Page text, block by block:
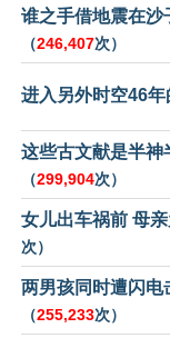
谁之手借地震在沙
（246,407次）
进入另外时空46
这些古文献是半神
（299,904次）
女儿出车祸前 母
次）
两男孩同时遭闪电
（255,233次）